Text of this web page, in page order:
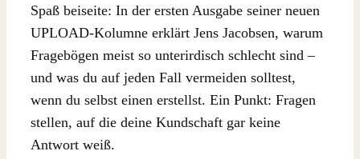
Spaß beiseite: In der ersten Ausgabe seiner neuen
UPLOAD-Kolumne erklärt Jens Jacobsen, warum
Fragebögen meist so unterirdisch schlecht sind –
und was du auf jeden Fall vermeiden solltest,
wenn du selbst einen erstellst. Ein Punkt: Fragen
stellen, auf die deine Kundschaft gar keine
Antwort weiß.